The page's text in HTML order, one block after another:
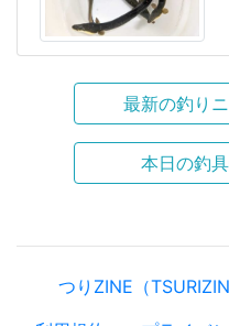
最新の釣り
本日の釣
つりZINE（